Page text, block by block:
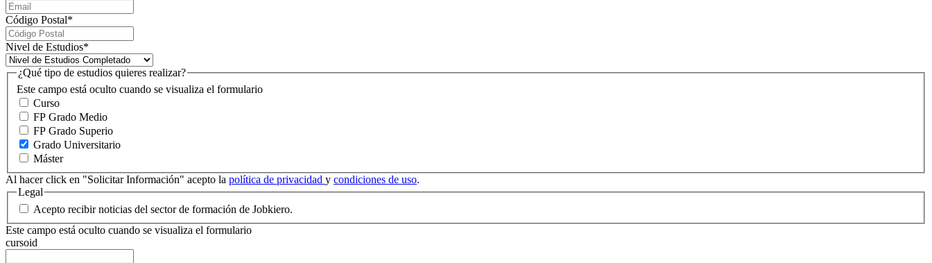
Código Postal*
Nivel de Estudios*
Este campo está oculto cuando se visualiza el formulario
¿Qué tipo de estudios quieres realizar?
Curso
FP Grado Medio
FP Grado Superio
Grado Universitario
Máster
Al hacer click en "Solicitar Información" acepto la política de privacidad y condiciones de uso.
Legal
Acepto recibir noticias del sector de formación de Jobkiero.
Este campo está oculto cuando se visualiza el formulario
cursoid